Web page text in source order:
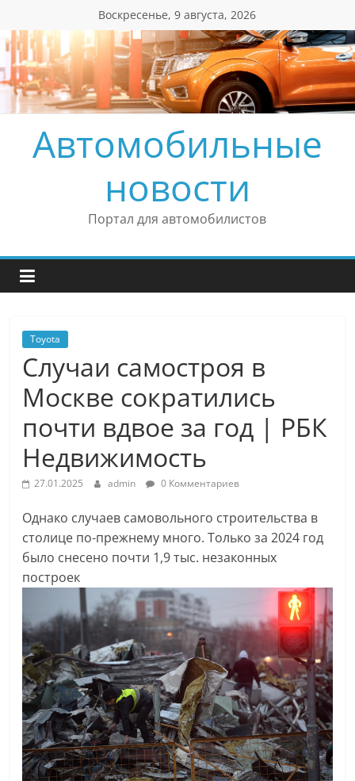
содержимому
Воскресенье, 9 августа, 2026
Автомобильные
новости
Портал для автомобилистов
Toyota
Случаи самостроя в
Москве сократились
почти вдвое за год | РБК
Недвижимость
27.01.2025 admin 0 Комментариев
Однако случаев самовольного строительства в
столице по-прежнему много. Только за 2024 год
было снесено почти 1,9 тыс. незаконных
построек